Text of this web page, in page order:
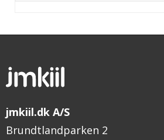
jmkiil.dk A/S
Brundtlandparken 2